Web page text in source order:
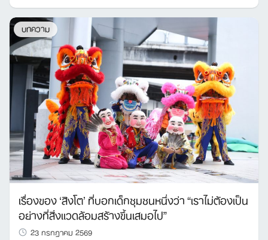
บทความ
เรื่องของ ‘สิงโต’ ที่บอกเด็กชุมชนหนึ่งว่า “เราไม่ต้องเป็น
อย่างที่สิ่งแวดล้อมสร้างขึ้นเสมอไป”
23 กรกฎาคม 2569